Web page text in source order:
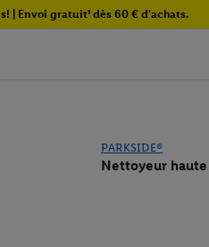
| Envoi gratuit¹ dès 60 € d'achats.
PARKSIDE®
Nettoyeur haute